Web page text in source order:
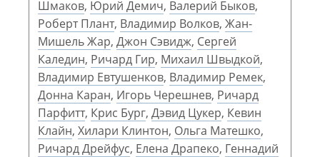
Шмаков, Юрий Демич, Валерий Быков,
Роберт Плант, Владимир Волков, Жан-
Мишель Жар, Джон Сэвидж, Сергей
Каледин, Ричард Гир, Михаил Швыдкой,
Владимир Евтушенков, Владимир Ремек,
Донна Каран, Игорь Черешнев, Ричард
Парфитт, Крис Бург, Дэвид Цукер, Кевин
Клайн, Хилари Клинтон, Ольга Матешко,
Ричард Дрейфус, Елена Драпеко, Геннадий